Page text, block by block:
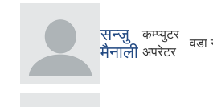
सन्जु
मैनाली
कम्प्युटर
अपरेटर
वडा